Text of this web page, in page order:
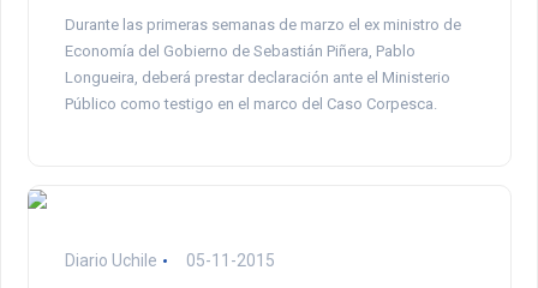
Durante las primeras semanas de marzo el ex ministro de
Economía del Gobierno de Sebastián Piñera, Pablo
Longueira, deberá prestar declaración ante el Ministerio
Público como testigo en el marco del Caso Corpesca.
Diario Uchile 05-11-2015